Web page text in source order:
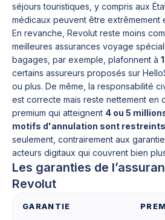
séjours touristiques, y compris aux
médicaux peuvent être extrêmement
En revanche, Revolut reste moins
meilleures assurances voyage
bagages, par exemple, plafonnent à
certains assureurs proposés sur
ou plus. De même, la responsabilité
est correcte mais reste nettement en
premium qui atteignent 4 ou 5
motifs d'annulation sont restreints
seulement, contrairement aux
acteurs digitaux qui couvrent bien
Les garanties de
Revolut
GARANTIE